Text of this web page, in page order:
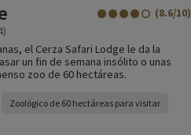
(8.6/10)
el Cerza Safari Lodge le da la
un fin de semana insólito o unas
zoo de 60 hectáreas.
Zoológico de 60 hectáreas para visitar